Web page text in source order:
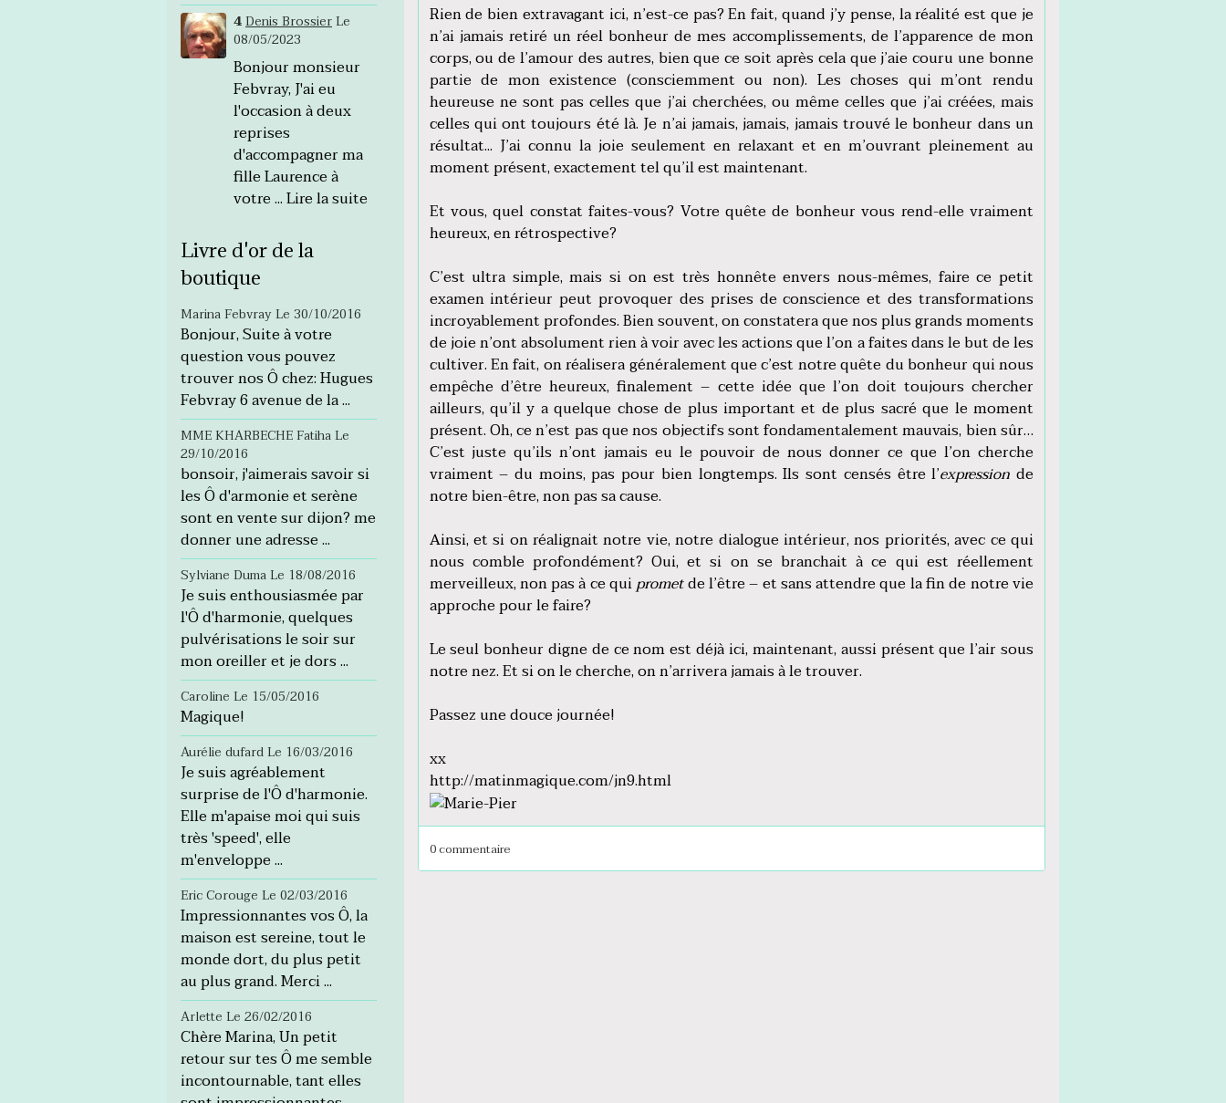
Rien de bien extravagant ici, n’est-ce pas? En fait, quand j’y pense, la réalité est que je
n’ai jamais retiré un réel bonheur de mes accomplissements, de l’apparence de mon
corps, ou de l’amour des autres, bien que ce soit après cela que j’aie couru une bonne
partie de mon existence (consciemment ou non). Les choses qui m’ont rendu
heureuse ne sont pas celles que j’ai cherchées, ou même celles que j’ai créées, mais
celles qui ont toujours été là. Je n’ai jamais, jamais, jamais trouvé le bonheur dans un
résultat... J’ai connu la joie seulement en relaxant et en m’ouvrant pleinement au
moment présent, exactement tel qu’il est maintenant.
Et vous, quel constat faites-vous? Votre quête de bonheur vous rend-elle vraiment
heureux, en rétrospective?
C’est ultra simple, mais si on est très honnête envers nous-mêmes, faire ce petit
examen intérieur peut provoquer des prises de conscience et des transformations
incroyablement profondes. Bien souvent, on constatera que nos plus grands moments
de joie n’ont absolument rien à voir avec les actions que l’on a faites dans le but de les
cultiver. En fait, on réalisera généralement que c’est notre quête du bonheur qui nous
empêche d’être heureux, finalement – cette idée que l’on doit toujours chercher
ailleurs, qu’il y a quelque chose de plus important et de plus sacré que le moment
présent. Oh, ce n’est pas que nos objectifs sont fondamentalement mauvais, bien sûr…
C’est juste qu’ils n’ont jamais eu le pouvoir de nous donner ce que l’on cherche
vraiment – du moins, pas pour bien longtemps. Ils sont censés être l’expression de
notre bien-être, non pas sa cause.
Ainsi, et si on réalignait notre vie, notre dialogue intérieur, nos priorités, avec ce qui
nous comble profondément? Oui, et si on se branchait à ce qui est réellement
merveilleux, non pas à ce quiprometde l’être – et sans attendre que la fin de notre vie
approche pour le faire?
Le seul bonheur digne de ce nom est déjà ici, maintenant, aussi présent que l’air sous
notre nez. Et si on le cherche, on n’arrivera jamais à le trouver.
Passez une douce journée!
xx
http://matinmagique.com/jn9.html
0 commentaire
4Denis BrossierLe
08/05/2023
Bonjour monsieur
Febvray, J'ai eu
l'occasion à deux
reprises
d'accompagner ma
fille Laurence à
votre ...Lire la suite
Livre d'or de la
boutique
Marina FebvrayLe 30/10/2016
Bonjour, Suite à votre
question vous pouvez
trouver nos Ô chez: Hugues
Febvray 6 avenue de la ...
MME KHARBECHE FatihaLe
29/10/2016
bonsoir, j'aimerais savoir si
les Ô d'armonie et serène
sont en vente sur dijon? me
donner une adresse ...
Sylviane DumaLe 18/08/2016
Je suis enthousiasmée par
l'Ô d'harmonie, quelques
pulvérisations le soir sur
mon oreiller et je dors ...
Caroline Le 15/05/2016
Magique!
Aurélie dufardLe 16/03/2016
Je suis agréablement
surprise de l'Ô d'harmonie.
Elle m'apaise moi qui suis
très 'speed', elle
m'enveloppe ...
Eric Corouge Le 02/03/2016
Impressionnantes vos Ô, la
maison est sereine, tout le
monde dort, du plus petit
au plus grand. Merci ...
Arlette Le 26/02/2016
Chère Marina, Un petit
retour sur tes Ô me semble
incontournable, tant elles